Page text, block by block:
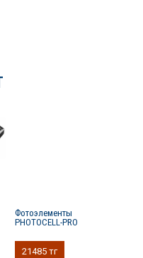
Фотоэлементы
PHOTOCELL-PRO
21485 тг